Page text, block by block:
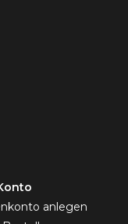
anlegen